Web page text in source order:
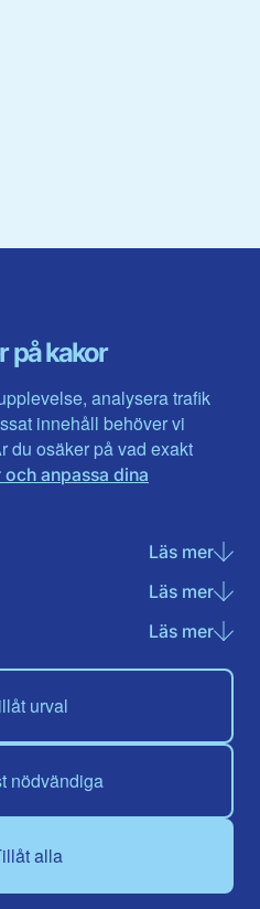
på kakor
analysera trafik
innehåll behöver vi
du osäker på vad exakt
och anpassa dina
Läs merom
Läs merom
Läs merom
urval
nödvändiga
alla
Värmlands län
Västerbotten
Västra Götaland
Västernorrland
Västmanland
Örebro län
Östergötland
medier